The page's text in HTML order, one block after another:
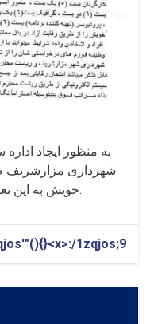
به منظور ایجاد
خویش به این تعداد بست ها را به اعلان سپرده است.
1zqjos;9